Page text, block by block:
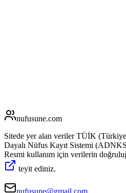
nufusune.com
Sitede yer alan veriler TÜİK
Dayalı Nüfus Kayıt Sistemi
Resmi kullanım için verilerin
teyit ediniz.
nufusune@gmail.com